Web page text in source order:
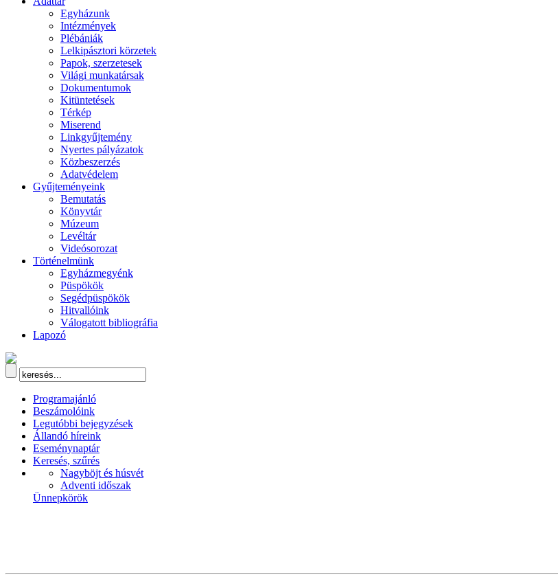
Egyházunk
Intézmények
Plébániák
Lelkipásztori körzetek
Papok, szerzetesek
Világi munkatársak
Dokumentumok
Kitüntetések
Térkép
Miserend
Linkgyűjtemény
Nyertes pályázatok
Közbeszerzés
Adatvédelem
Gyűjteményeink
Bemutatás
Könyvtár
Múzeum
Levéltár
Videósorozat
Történelmünk
Egyházmegyénk
Püspökök
Segédpüspökök
Hitvallóink
Válogatott bibliográfia
Lapozó
Programajánló
Beszámolóink
Legutóbbi bejegyzések
Állandó híreink
Eseménynaptár
Keresés, szűrés
Nagyböjt és húsvét
Adventi időszak
Ünnepkörök